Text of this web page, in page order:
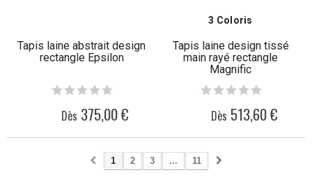
Tapis laine abstrait design
rectangle Epsilon
Dès 375,00 €
3 Coloris
Tapis laine design tissé
main rayé rectangle
Magnific
Dès 513,60 €
1 2 3 ... 11